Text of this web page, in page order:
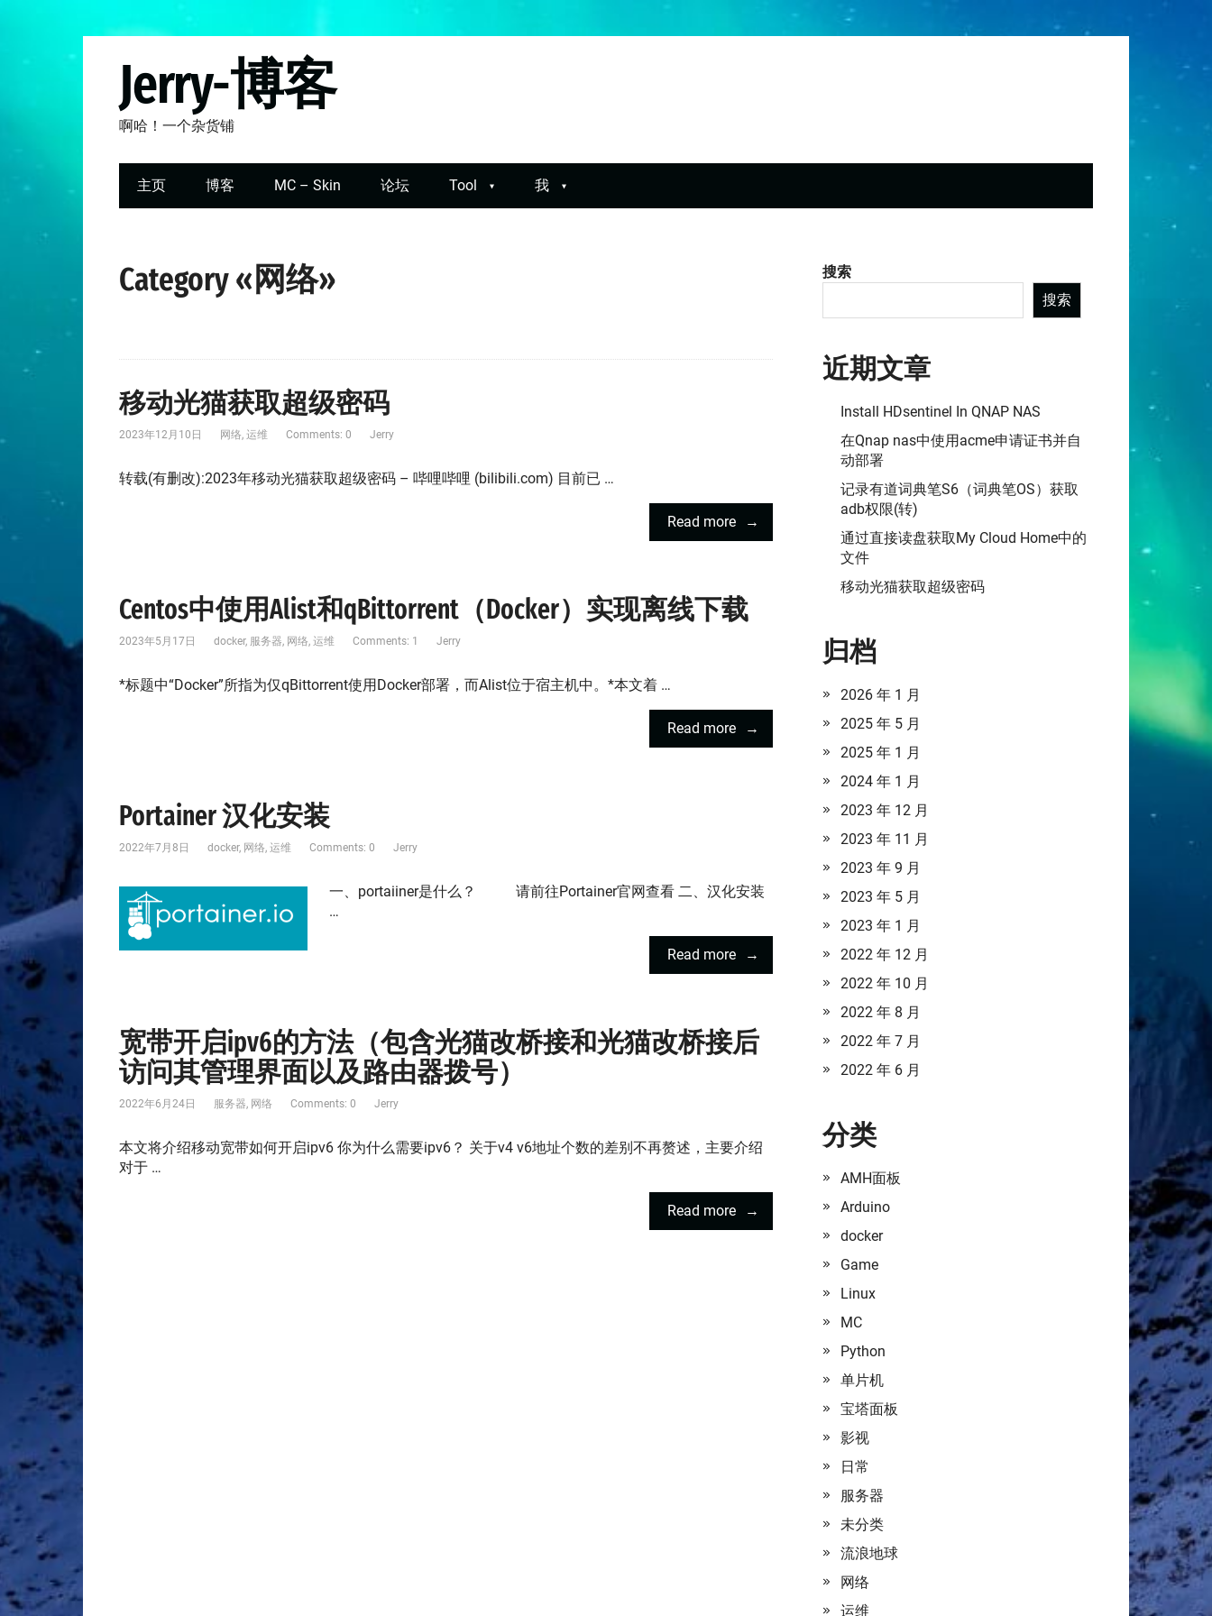
Jerry-博客
啊哈！一个杂货铺
主页 博客 MC – Skin 论坛 Tool 我
Category «网络»
移动光猫获取超级密码
2023年12月10日 网络, 运维 Comments: 0 Jerry
转载(有删改):2023年移动光猫获取超级密码 – 哔哩哔哩 (bilibili.com) 目前已 …
Read more
Centos中使用Alist和qBittorrent（Docker）实现离线下载
2023年5月17日 docker, 服务器, 网络, 运维 Comments: 1 Jerry
*标题中“Docker”所指为仅qBittorrent使用Docker部署，而Alist位于宿主机中。*本文着 …
Read more
Portainer 汉化安装
2022年7月8日 docker, 网络, 运维 Comments: 0 Jerry
一、portaiiner是什么？ 请前往Portainer官网查看 二、汉化安装
…
Read more
宽带开启ipv6的方法（包含光猫改桥接和光猫改桥接后
访问其管理界面以及路由器拨号）
2022年6月24日 服务器, 网络 Comments: 0 Jerry
本文将介绍移动宽带如何开启ipv6 你为什么需要ipv6？ 关于v4 v6地址个数的差别不再赘述，主要介绍
对于 …
Read more
搜索
搜索
近期文章
Install HDsentinel In QNAP NAS
在Qnap nas中使用acme申请证书并自
动部署
记录有道词典笔S6（词典笔OS）获取
adb权限(转)
通过直接读盘获取My Cloud Home中的
文件
移动光猫获取超级密码
归档
2026 年 1 月
2025 年 5 月
2025 年 1 月
2024 年 1 月
2023 年 12 月
2023 年 11 月
2023 年 9 月
2023 年 5 月
2023 年 1 月
2022 年 12 月
2022 年 10 月
2022 年 8 月
2022 年 7 月
2022 年 6 月
分类
AMH面板
Arduino
docker
Game
Linux
MC
Python
单片机
宝塔面板
影视
日常
服务器
未分类
流浪地球
网络
运维